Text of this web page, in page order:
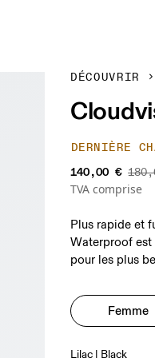
DÉCOUVRIR
DERNIÈRE
140,00 €
TVA comprise
Plus rapide et
Waterproof est
pour les plus
Femme
Lilac | Black